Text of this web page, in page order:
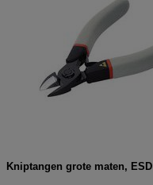
Kniptangen grote maten, ESD